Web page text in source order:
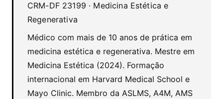
CRM-DF 23199 · Medicina Estética e
Regenerativa
Médico com mais de 10 anos de prática em
medicina estética e regenerativa. Mestre em
Medicina Estética (2024). Formação
internacional em Harvard Medical School e
Mayo Clinic. Membro da ASLMS, A4M, AMS